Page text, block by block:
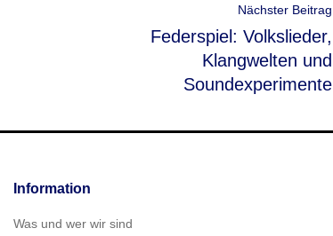
Nächster Beitrag
Nächster
Beitrag
Federspiel: Volkslieder,
Klangwelten und
Soundexperimente
Information
Was und wer wir sind